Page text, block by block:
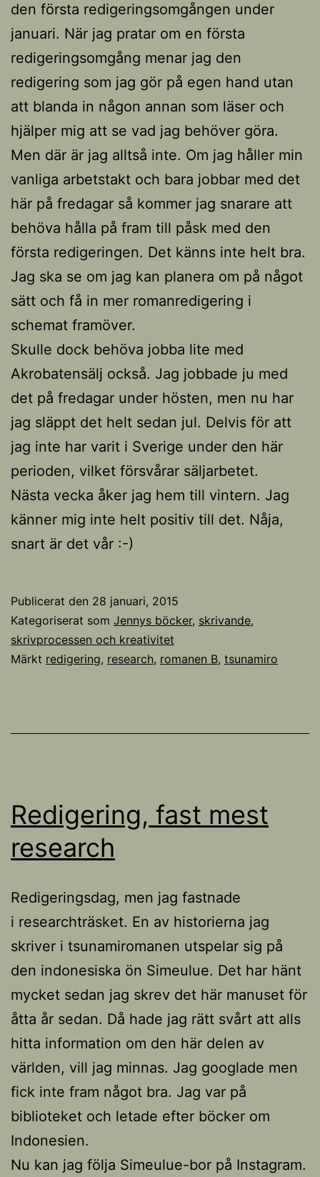
den första redigeringsomgången under
januari. När jag pratar om en första
redigeringsomgång menar jag den
redigering som jag gör på egen hand utan
att blanda in någon annan som läser och
hjälper mig att se vad jag behöver göra.
Men där är jag alltså inte. Om jag håller min
vanliga arbetstakt och bara jobbar med det
här på fredagar så kommer jag snarare att
behöva hålla på fram till påsk med den
första redigeringen. Det känns inte helt bra.
Jag ska se om jag kan planera om på något
sätt och få in mer romanredigering i
schemat framöver.
Skulle dock behöva jobba lite med
Akrobatensälj också. Jag jobbade ju med
det på fredagar under hösten, men nu har
jag släppt det helt sedan jul. Delvis för att
jag inte har varit i Sverige under den här
perioden, vilket försvårar säljarbetet.
Nästa vecka åker jag hem till vintern. Jag
känner mig inte helt positiv till det. Nåja,
snart är det vår :-)
Publicerat den 28 januari, 2015
Kategoriserat som Jennys böcker, skrivande,
skrivprocessen och kreativitet
Märkt redigering, research, romanen B, tsunamiro
Redigering, fast mest
research
Redigeringsdag, men jag fastnade
i researchträsket. En av historierna jag
skriver i tsunamiromanen utspelar sig på
den indonesiska ön Simeulue. Det har hänt
mycket sedan jag skrev det här manuset för
åtta år sedan. Då hade jag rätt svårt att alls
hitta information om den här delen av
världen, vill jag minnas. Jag googlade men
fick inte fram något bra. Jag var på
biblioteket och letade efter böcker om
Indonesien.
Nu kan jag följa Simeulue-bor på Instagram.